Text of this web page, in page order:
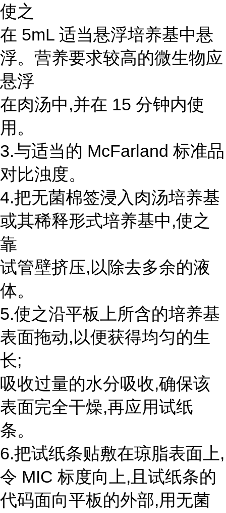
使之
在 5mL 适当悬浮培养基中悬
浮。营养要求较高的微生物应
悬浮
在肉汤中,并在 15 分钟内使
用。
3.与适当的 McFarland 标准品
对比浊度。
4.把无菌棉签浸入肉汤培养基
或其稀释形式培养基中,使之
靠
试管壁挤压,以除去多余的液
体。
5.使之沿平板上所含的培养基
表面拖动,以便获得均匀的生
长;
吸收过量的水分吸收,确保该
表面完全干燥,再应用试纸
条。
6.把试纸条贴敷在琼脂表面上,
令 MIC 标度向上,且试纸条的
代码面向平板的外部,用无菌